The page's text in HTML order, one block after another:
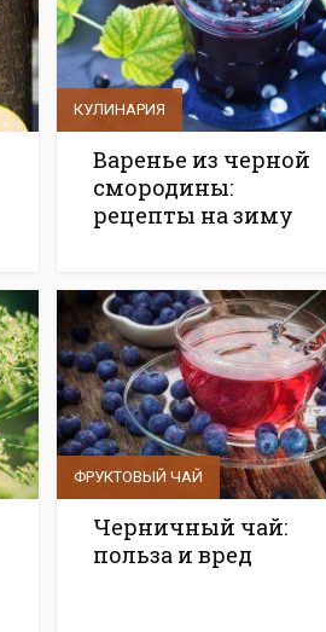
КУЛИНАРИЯ
Варенье из черной
смородины:
рецепты на зиму
ФРУКТОВЫЙ ЧАЙ
Черничный чай:
польза и вред